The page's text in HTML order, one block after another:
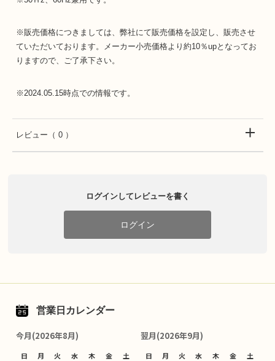
※販売価格につきましては、弊社にて販売価格を設定し、販売させ
ていただいております。メーカー小売価格より約10％upとなってお
りますので、ご了承下さい。
※2024.05.15時点での情報です。
レビュー （ 0 ）
ログインしてレビューを書く
ログイン
営業日カレンダー
今月(2026年8月)
日 月 火 水 木 金 土
翌月(2026年9月)
日 月 火 水 木 金 土